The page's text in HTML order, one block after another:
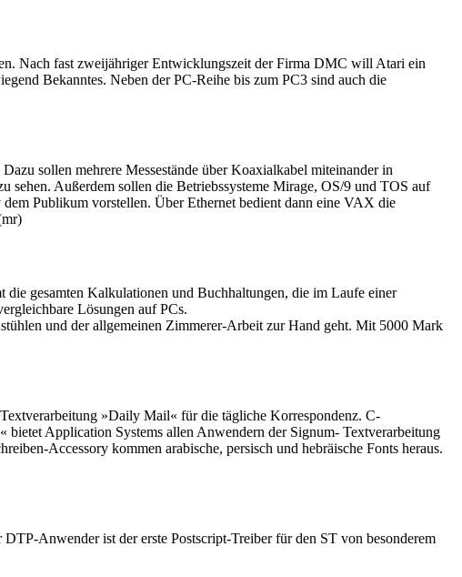
Nach fast zweijähriger Entwicklungszeit der Firma DMC will Atari ein
Bekanntes. Neben der PC-Reihe bis zum PC3 sind auch die
sollen mehrere Messestände über Koaxialkabel miteinander in
sehen. Außerdem sollen die Betriebssysteme Mirage, OS/9 und TOS auf
Publikum vorstellen. Über Ethernet bedient dann eine VAX die
gesamten Kalkulationen und Buchhaltungen, die im Laufe einer
Lösungen auf PCs.
und der allgemeinen Zimmerer-Arbeit zur Hand geht. Mit 5000 Mark
»Daily Mail« für die tägliche Korrespondenz. C-
bietet Application Systems allen Anwendern der Signum- Textverarbeitung
Accessory kommen arabische, persisch und hebräische Fonts heraus.
Anwender ist der erste Postscript-Treiber für den ST von besonderem